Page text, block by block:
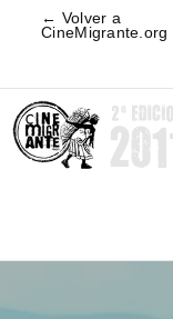
← Volver a
CineMigrante.org